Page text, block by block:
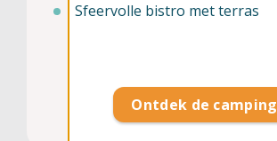
Sfeervolle bistro met terras
Ontdek de camping